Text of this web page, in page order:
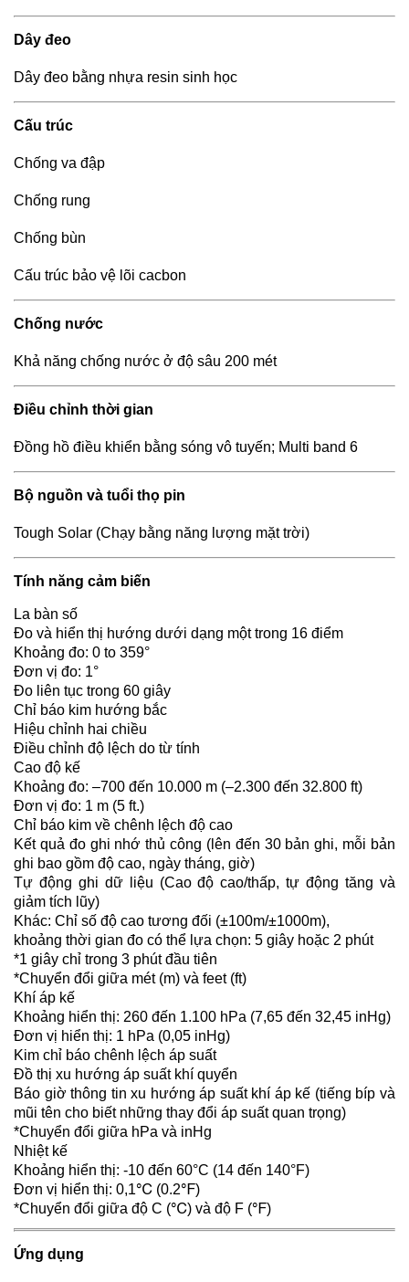
Dây đeo
Dây đeo bằng nhựa resin sinh học
Cấu trúc
Chống va đập
Chống rung
Chống bùn
Cấu trúc bảo vệ lõi cacbon
Chống nước
Khả năng chống nước ở độ sâu 200 mét
Điều chỉnh thời gian
Đồng hồ điều khiển bằng sóng vô tuyến; Multi band 6
Bộ nguồn và tuổi thọ pin
Tough Solar (Chạy bằng năng lượng mặt trời)
Tính năng cảm biến
La bàn số
Đo và hiển thị hướng dưới dạng một trong 16 điểm
Khoảng đo: 0 to 359°
Đơn vị đo: 1°
Đo liên tục trong 60 giây
Chỉ báo kim hướng bắc
Hiệu chỉnh hai chiều
Điều chỉnh độ lệch do từ tính
Cao độ kế
Khoảng đo: –700 đến 10.000 m (–2.300 đến 32.800 ft)
Đơn vị đo: 1 m (5 ft.)
Chỉ báo kim về chênh lệch độ cao
Kết quả đo ghi nhớ thủ công (lên đến 30 bản ghi, mỗi bản
ghi bao gồm độ cao, ngày tháng, giờ)
Tự động ghi dữ liệu (Cao độ cao/thấp, tự động tăng và
giảm tích lũy)
Khác: Chỉ số độ cao tương đối (±100m/±1000m),
khoảng thời gian đo có thể lựa chọn: 5 giây hoặc 2 phút
*1 giây chỉ trong 3 phút đầu tiên
*Chuyển đổi giữa mét (m) và feet (ft)
Khí áp kế
Khoảng hiển thị: 260 đến 1.100 hPa (7,65 đến 32,45 inHg)
Đơn vị hiển thị: 1 hPa (0,05 inHg)
Kim chỉ báo chênh lệch áp suất
Đồ thị xu hướng áp suất khí quyển
Báo giờ thông tin xu hướng áp suất khí áp kế (tiếng bíp và
mũi tên cho biết những thay đổi áp suất quan trọng)
*Chuyển đổi giữa hPa và inHg
Nhiệt kế
Khoảng hiển thị: -10 đến 60°C (14 đến 140°F)
Đơn vị hiển thị: 0,1℃ (0.2℉)
*Chuyển đổi giữa độ C (℃) và độ F (℉)
Ứng dụng